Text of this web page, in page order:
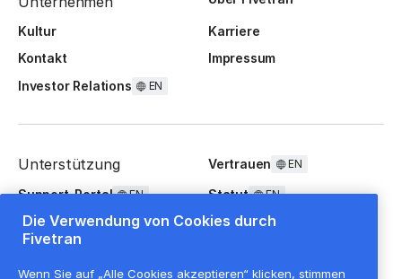
Kultur
Karriere
Kontakt
Impressum
Investor Relations
EN
Unterstützung Vertrauen EN
Support-Portal EN Statut EN
FAQ
Die Verwendung von Cookies durch
Fivetran
Wenn Sie auf „Alle Cookies akzeptieren“ klicken, stimmen